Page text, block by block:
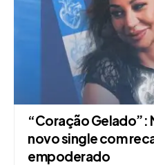
“Coração Gelado”:
novo single com
empoderado